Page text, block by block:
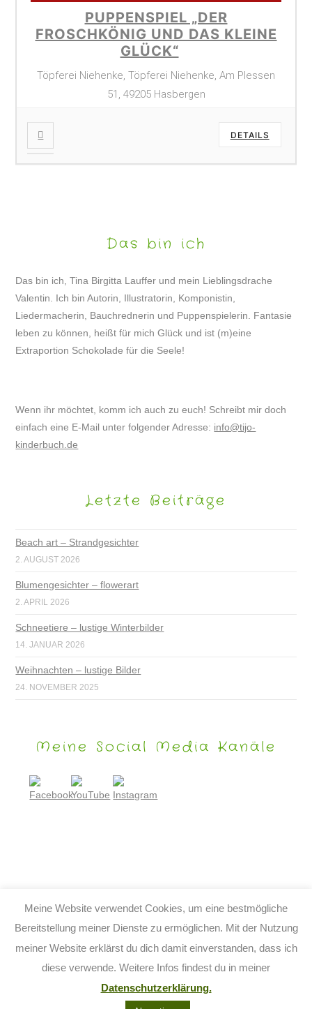
PUPPENSPIEL „DER
FROSCHKÖNIG UND DAS KLEINE
GLÜCK“
Töpferei Niehenke, Töpferei Niehenke, Am Plessen
51, 49205 Hasbergen
DETAILS
Das bin ich
Das bin ich, Tina Birgitta Lauffer und mein Lieblingsdrache
Valentin. Ich bin Autorin, Illustratorin, Komponistin,
Liedermacherin, Bauchrednerin und Puppenspielerin. Fantasie
leben zu können, heißt für mich Glück und ist (m)eine
Extraportion Schokolade für die Seele!
Wenn ihr möchtet, komm ich auch zu euch! Schreibt mir doch
einfach eine E-Mail unter folgender Adresse: info@tijo-
kinderbuch.de
Letzte Beiträge
Beach art – Strandgesichter
2. AUGUST 2026
Blumengesichter – flowerart
2. APRIL 2026
Schneetiere – lustige Winterbilder
14. JANUAR 2026
Weihnachten – lustige Bilder
24. NOVEMBER 2025
Meine Social Media Kanäle
Meine Website verwendet Cookies, um eine bestmögliche
Bereitstellung meiner Dienste zu ermöglichen. Mit der Nutzung
meiner Website erklärst du dich damit einverstanden, dass ich
diese verwende. Weitere Infos findest du in meiner
Datenschutzerklärung.